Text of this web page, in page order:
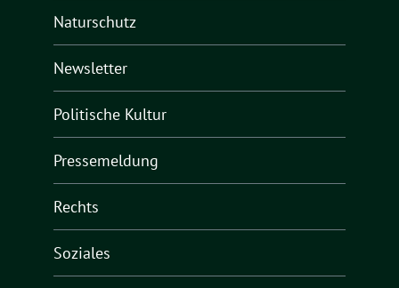
Naturschutz
Newsletter
Politische Kultur
Pressemeldung
Rechts
Soziales